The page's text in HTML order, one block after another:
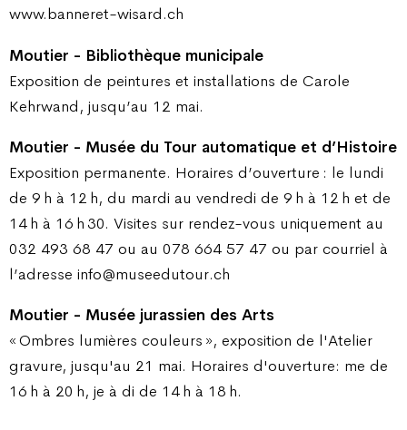
www.banneret-wisard.ch
Moutier - Bibliothèque municipale
Exposition de peintures et installations de Carole
Kehrwand, jusqu’au 12 mai.
Moutier - Musée du Tour automatique et d’Histoire
Exposition permanente. Horaires d’ouverture : le lundi
de 9 h à 12 h, du mardi au vendredi de 9 h à 12 h et de
14 h à 16 h 30. Visites sur rendez-vous uniquement au
032 493 68 47 ou au 078 664 57 47 ou par courriel à
l’adresse info@museedutour.ch
Moutier - Musée jurassien des Arts
« Ombres lumières couleurs », exposition de l'Atelier
gravure, jusqu'au 21 mai. Horaires d'ouverture: me de
16 h à 20 h, je à di de 14 h à 18 h.